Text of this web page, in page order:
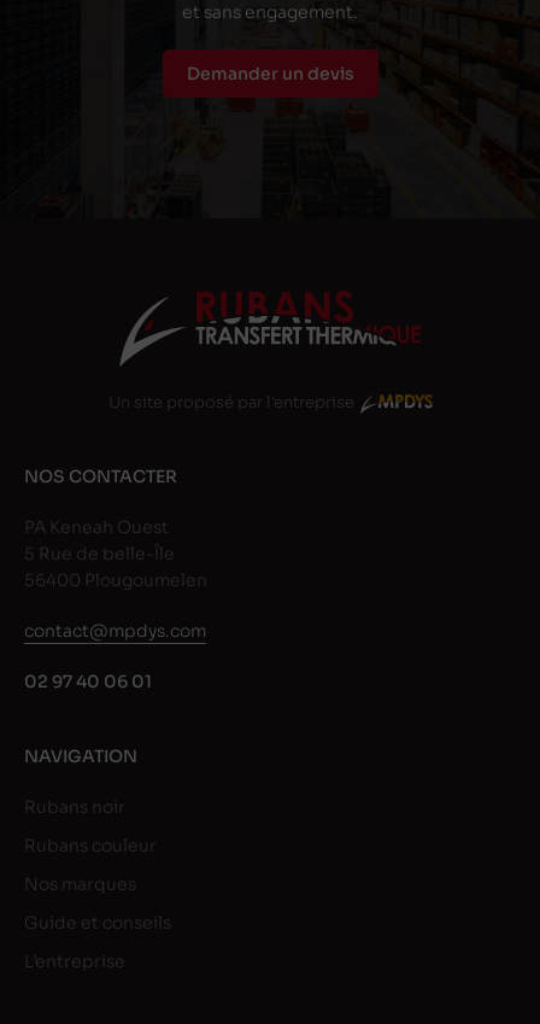
et sans engagement.
Demander un devis
Un site proposé par l'entreprise
NOS CONTACTER
PA Keneah Ouest
5 Rue de belle-Île
56400 Plougoumelen
contact@mpdys.com
02 97 40 06 01
NAVIGATION
Rubans noir
Rubans couleur
Nos marques
Guide et conseils
L’entreprise